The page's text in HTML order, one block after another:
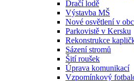
Dračí lodě
Výstavba MŠ
Nové osvětlení v
Parkovistě v Kersku
Rekonstrukce
Sázení stromů
Šití roušek
Úprava komunikací
Vzpomínkový